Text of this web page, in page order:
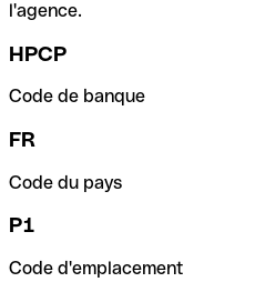
l'agence.
HPCP
Code de banque
FR
Code du pays
P1
Code d'emplacement